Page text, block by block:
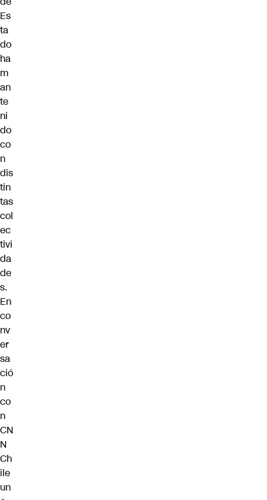
Es
ta
do
ha
m
an
te
ni
do
co
n
dis
tin
tas
col
ec
tivi
da
de
s.
En
co
nv
er
sa
ció
n
co
n
CN
N
Ch
ile
un